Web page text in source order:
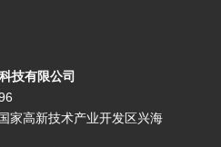
技有限公司
高新技术产业开发区兴海